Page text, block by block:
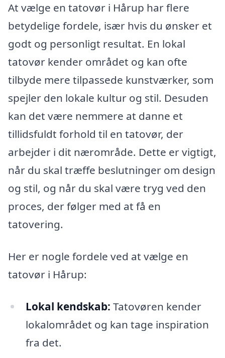
At vælge en tatovør i Hårup har flere
betydelige fordele, især hvis du ønsker et
godt og personligt resultat. En lokal
tatovør kender området og kan ofte
tilbyde mere tilpassede kunstværker, som
spejler den lokale kultur og stil. Desuden
kan det være nemmere at danne et
tillidsfuldt forhold til en tatovør, der
arbejder i dit nærområde. Dette er vigtigt,
når du skal træffe beslutninger om design
og stil, og når du skal være tryg ved den
proces, der følger med at få en
tatovering.
Her er nogle fordele ved at vælge en
tatovør i Hårup:
Lokal kendskab: Tatovøren kender
lokalområdet og kan tage inspiration
fra det.